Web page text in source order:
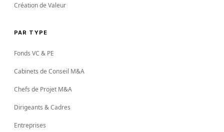
Création de Valeur
PAR TYPE
Fonds VC & PE
Cabinets de Conseil M&A
Chefs de Projet M&A
Dirigeants & Cadres
Entreprises